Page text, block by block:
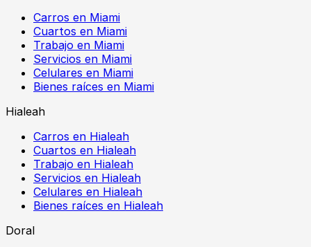
Carros en Miami
Cuartos en Miami
Trabajo en Miami
Servicios en Miami
Celulares en Miami
Bienes raíces en Miami
Hialeah
Carros en Hialeah
Cuartos en Hialeah
Trabajo en Hialeah
Servicios en Hialeah
Celulares en Hialeah
Bienes raíces en Hialeah
Doral